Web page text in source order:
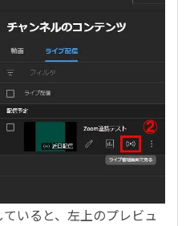
いると、左上のプレビュ